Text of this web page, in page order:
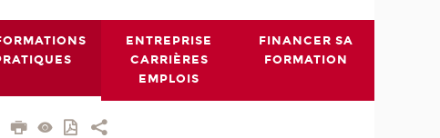
ENTREPRISE
CARRIÈRES
EMPLOIS
FINANCER SA
FORMATION